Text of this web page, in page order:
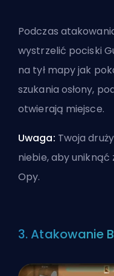
Podczas
wystrzelić pociski
na tył mapy jak
szukania osłony,
otwierają miejsce.
Uwaga: Twoja
niebie, aby
Opy.
3. Atakowanie